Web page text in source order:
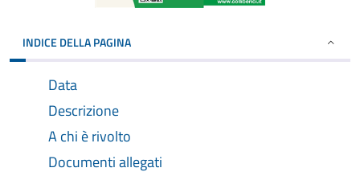
INDICE DELLA PAGINA
Data
Descrizione
A chi è rivolto
Documenti allegati